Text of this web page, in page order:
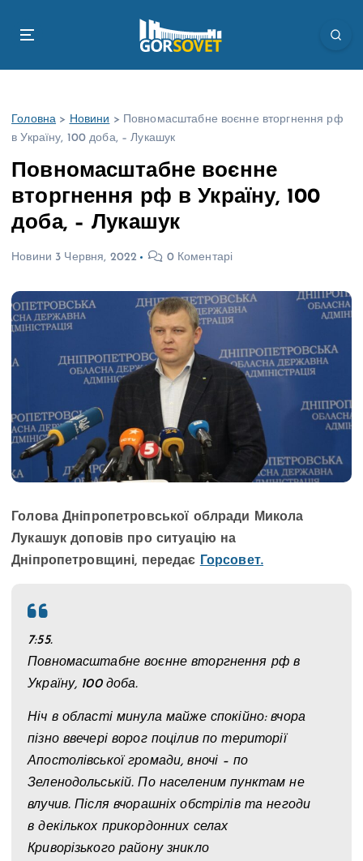
Головна > Новини >
Повномасштабне воєнне вторгнення рф
в Україну, 100 доба, – Лукашук
Повномасштабне воєнне
вторгнення рф в Україну, 100
доба, – Лукашук
Новини 3 Червня, 2022 0 Коментарі
Голова Дніпропетровської облради Микола
Лукашук доповів про ситуацію на
Дніпропетровщині, передає
Горсовет.
7:55.
Повномасштабне воєнне вторгнення рф в
Україну, 100 доба.
Ніч в області минула майже спокійно: вчора
пізно ввечері ворог поцілив по території
Апостолівської громади, вночі – по
Зеленодольській. По населеним пунктам не
влучив. Після вчорашніх обстрілів та негоди
в декількох прикордонних селах
Криворізького району зникло